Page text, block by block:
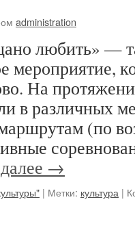
administration
любить» —
мероприятие,
На
в различных
(по
→
| Метки: культура |